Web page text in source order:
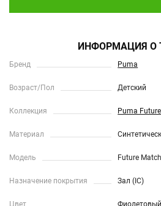
ИНФОРМАЦИЯ О
Бренд Puma
Возраст/Пол Детский
Коллекция Puma Future
Материал
Модель Future Match
Назначение покрытия Зал (IC)
Цвет